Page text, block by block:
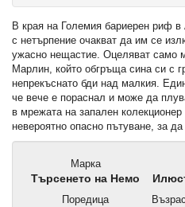
В края на Големия бариерен риф в
с нетърпение очакват да им се
ужасно нещастие. Оцеляват само
Марлин, който обгръща сина си с
непрекъснато бди над малкия.
че вече е пораснал и може да
в мрежата на запален
невероятно опасно пътуване, за
Марка
Търсенето на Немо
Поредица